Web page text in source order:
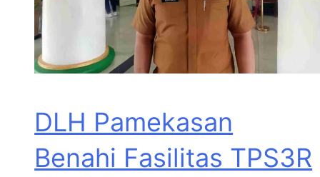
DLH Pamekasan
Benahi Fasilitas TPS3R